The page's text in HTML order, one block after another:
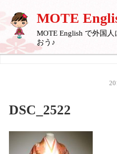
MOTE
MOTE English で外国
おう♪
DSC_2522